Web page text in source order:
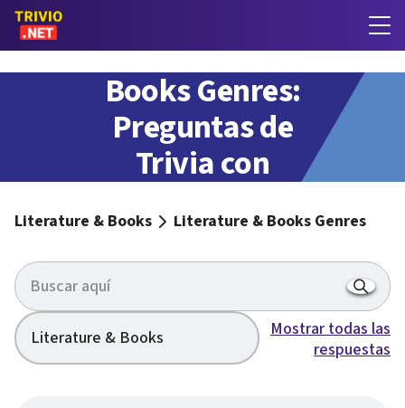
Literature &
Books Genres:
Preguntas de
Trivia con
Literature & Books Literature & Books Genres
Literature & Books
Mostrar todas las
respuestas